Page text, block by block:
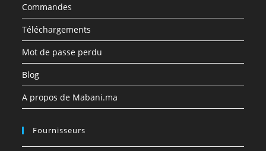
Commandes
Téléchargements
Mot de passe perdu
Blog
A propos de Mabani.ma
Fournisseurs